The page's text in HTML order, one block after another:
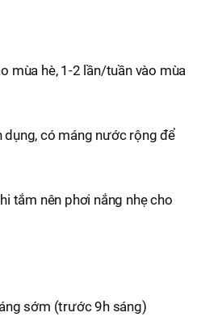
mùa hè, 1-2 lần/tuần vào mùa
có máng nước rộng để
tắm nên phơi nắng nhẹ cho
sớm (trước 9h sáng)